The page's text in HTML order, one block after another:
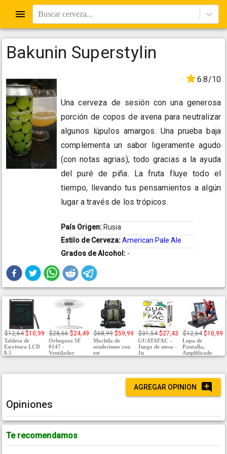
Buscar cerveza...
Bakunin Superstylin
6.8/10
Una cerveza de sesión con una generosa
porción de copos de avena para neutralizar
algunos lúpulos amargos. Una prueba baja
complementa un sabor ligeramente agudo
(con notas agrias), todo gracias a la ayuda
del puré de piña. La fruta fluye todo el
tiempo, llevando tus pensamientos a algún
lugar a través de los trópicos.
País Origen: Rusia
Estilo de Cerveza:American Pale Ale
Grados de Alcohol: -
$12,64 $10,99
Tableta de
Escritura LCD
8.5
$28,66 $24,49
Orbegozo SF
0147 -
Ventilador
$68,99 $59,99
Mochila de
senderismo con
est
$31,54 $27,43
GUATAFAC –
Juego de mesa -
Ju
$12,64 $10,99
Lupa de
Pantalla,
Amplificado
AGREGAR OPINION
Opiniones
Te recomendamos